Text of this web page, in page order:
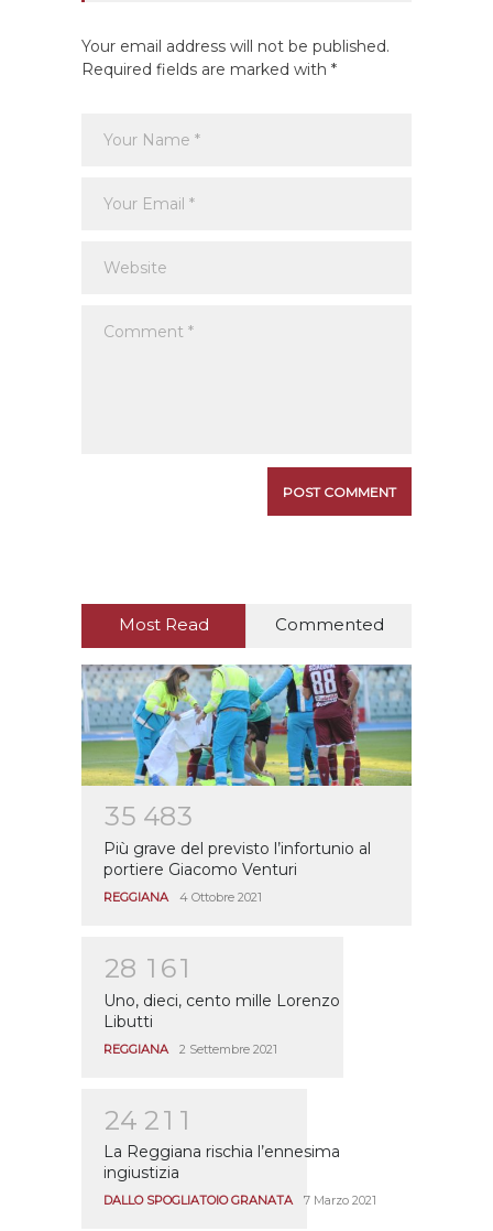
Your email address will not be published.
Required fields are marked with *
Most Read Commented
35 483
Più grave del previsto l’infortunio al
portiere Giacomo Venturi
REGGIANA 4 Ottobre 2021
28 1 61
Uno, dieci, cento mille Lorenzo
Libutti
REGGIANA 2 Settembre 2021
24 21 1
La Reggiana rischia l’ennesima
ingiustizia
DALLO SPOGLIATOIO GRANATA 7 Marzo 2021